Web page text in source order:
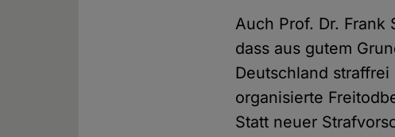
Auch Prof. Dr. Frank
dass aus gutem
Deutschland
organisierte
Statt neuer